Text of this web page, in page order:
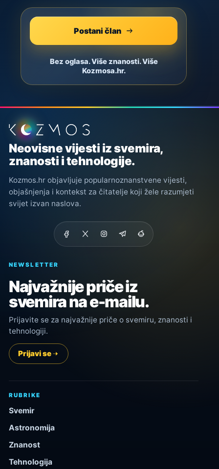
Postani član
Bez oglasa. Više znanosti. Više
Kozmosa.hr.
Podnožje stranice
Neovisne vijesti iz svemira,
znanosti i tehnologije.
Kozmos.hr objavljuje popularnoznanstvene vijesti,
objašnjenja i kontekst za čitatelje koji žele razumjeti
svijet izvan naslova.
NEWSLETTER
Najvažnije priče iz
svemira na e-mailu.
Prijavite se za najvažnije priče o svemiru, znanosti i
tehnologiji.
Prijavi se
RUBRIKE
Svemir
Astronomija
Znanost
Tehnologija